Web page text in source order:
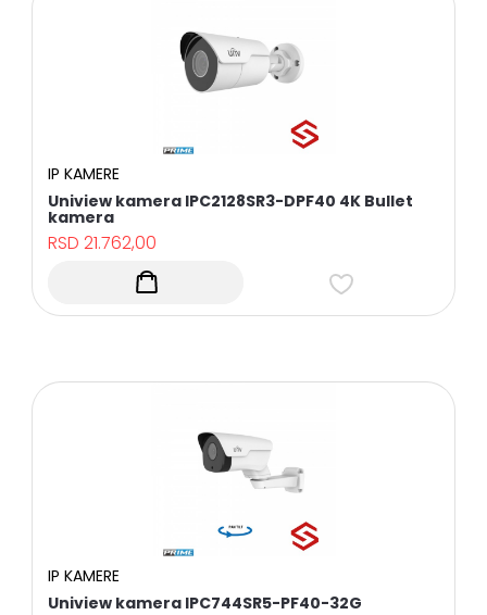
IP KAMERE
Uniview kamera IPC2128SR3-DPF40 4K Bullet
kamera
RSD21.762,00
IP KAMERE
Uniview kamera IPC744SR5-PF40-32G